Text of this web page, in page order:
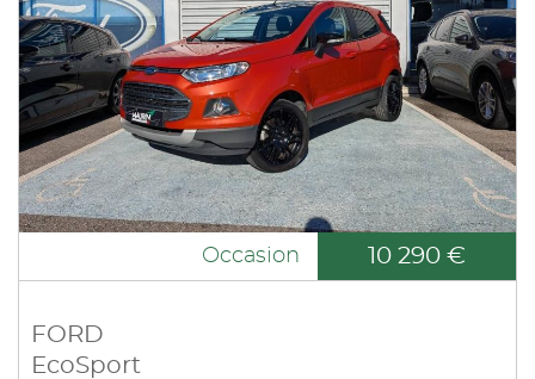
Occasion 10 290 €
FORD
EcoSport